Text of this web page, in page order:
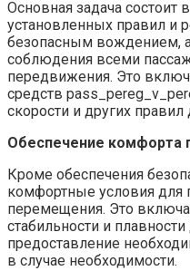
Основная задача состоит
установленных правил и
безопасным вождением,
соблюдения всеми
передвижения. Это
средств
скорости и других
Обеспечение комфорта
Кроме обеспечения
комфортные условия для
перемещения. Это
стабильности и
предоставление
в случае необходимости.